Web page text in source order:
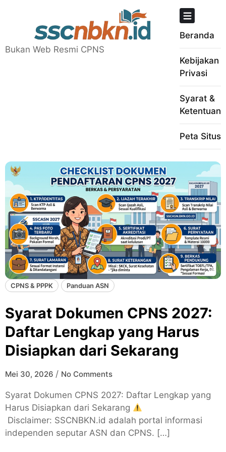
Bukan Web Resmi CPNS
Beranda
Kebijakan
Privasi
Syarat &
Ketentuan
Peta Situs
CPNS & PPPK Panduan ASN
Syarat Dokumen CPNS 2027:
Daftar Lengkap yang Harus
Disiapkan dari Sekarang
Mei 30, 2026 / No Comments
Syarat Dokumen CPNS 2027: Daftar Lengkap yang
Harus Disiapkan dari Sekarang
Disclaimer: SSCNBKN.id adalah portal informasi
independen seputar ASN dan CPNS. […]